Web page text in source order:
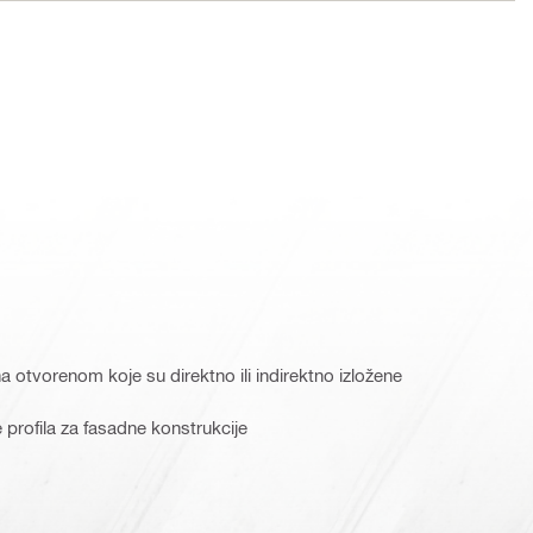
otvorenom koje su direktno ili indirektno izložene
za fasadne konstrukcije